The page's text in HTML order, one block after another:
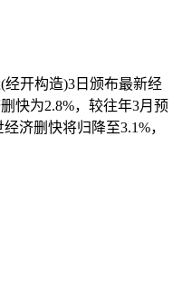
开构造)3日颁布最新经
快为2.8%，较往年3月预
济删快将归降至3.1%，